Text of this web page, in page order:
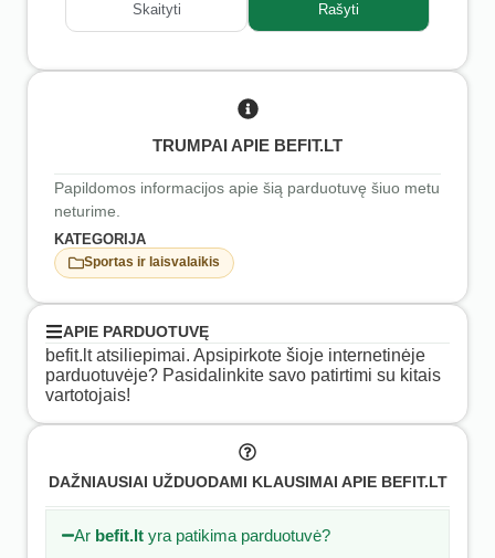
Skaityti Rašyti
TRUMPAI APIE BEFIT.LT
Papildomos informacijos apie šią parduotuvę šiuo metu
neturime.
KATEGORIJA
Sportas ir laisvalaikis
APIE PARDUOTUVĘ
befit.lt atsiliepimai. Apsipirkote šioje internetinėje
parduotuvėje? Pasidalinkite savo patirtimi su kitais
vartotojais!
DAŽNIAUSIAI UŽDUODAMI KLAUSIMAI APIE BEFIT.LT
Ar befit.lt yra patikima parduotuvė?